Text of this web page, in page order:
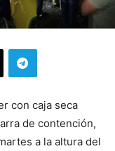
con caja seca
de contención,
a la altura del